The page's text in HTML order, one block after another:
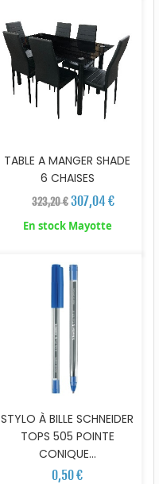
TABLE A MANGER SHADE
6 CHAISES
323,20 €307,04 €
En stock Mayotte
STYLO À BILLE SCHNEIDER
TOPS 505 POINTE
CONIQUE...
0,50 €